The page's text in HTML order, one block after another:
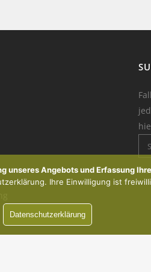
unseres Angebots und Erfassung
Ihre Einwilligung ist
Datenschutzerklärung